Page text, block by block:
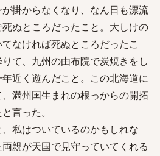
掛からなくなり、なん日も漂流
ぬところだったこと。大しけの
なければ死ぬところだったこ
て、九州の由布院で炭焼きをし
近く遊んだこと。この北海道に
満州国生まれの根っからの開拓
言った。
私はついているのかもしれな
親が天国で見守っていてくれる